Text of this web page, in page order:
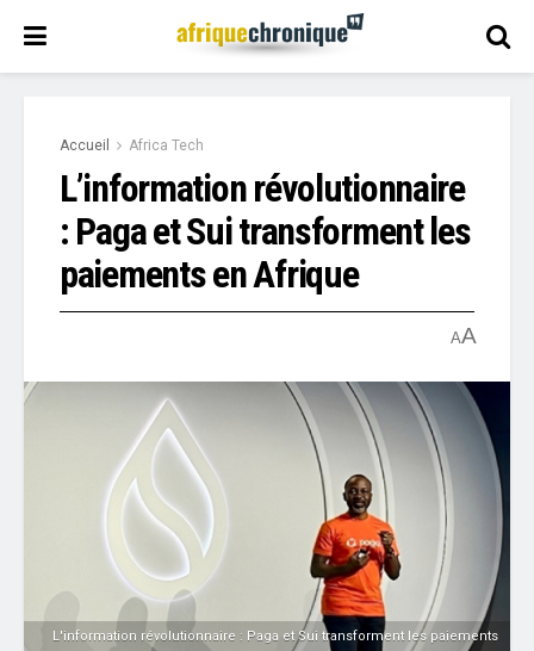
Accueil Africa Tech
L’information révolutionnaire
: Paga et Sui transforment les
paiements en Afrique
AA
L'information révolutionnaire : Paga et Sui transforment les paiements